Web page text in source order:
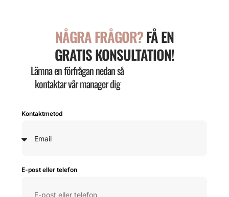
NÅGRA FRÅGOR?FÅ EN
GRATIS KONSULTATION!
Lämna en förfrågan nedan så
kontaktar vår manager dig
Kontaktmetod
E-post eller telefon